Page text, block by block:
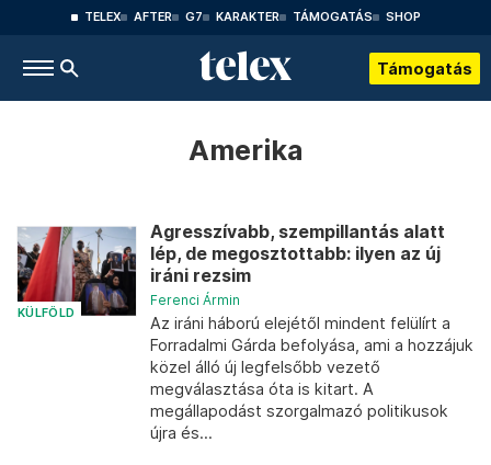
TELEX AFTER G7 KARAKTER TÁMOGATÁS SHOP
Támogatás
Amerika
KÜLFÖLD
Agresszívabb, szempillantás alatt
lép, de megosztottabb: ilyen az új
iráni rezsim
Ferenci Ármin
Az iráni háború elejétől mindent felülírt a
Forradalmi Gárda befolyása, ami a hozzájuk
közel álló új legfelsőbb vezető
megválasztása óta is kitart. A
megállapodást szorgalmazó politikusok
újra és...